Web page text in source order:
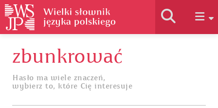
Historia słownika
Jak korzystać
zbunkrować
Hasło ma wiele znaczeń,
wybierz to, które Cię interesuje